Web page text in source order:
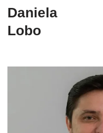
Daniela
Lobo